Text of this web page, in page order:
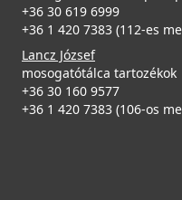
+36 30 619 6999
+36 1 420 7383 (112-es
Lancz József
mosogatótálca tartozékok
+36 30 160 9577
+36 1 420 7383 (106-os